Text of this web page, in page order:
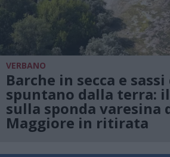
VERBANO
Barche in secca e sassi
spuntano dalla terra:
sulla sponda varesina
Maggiore in ritirata